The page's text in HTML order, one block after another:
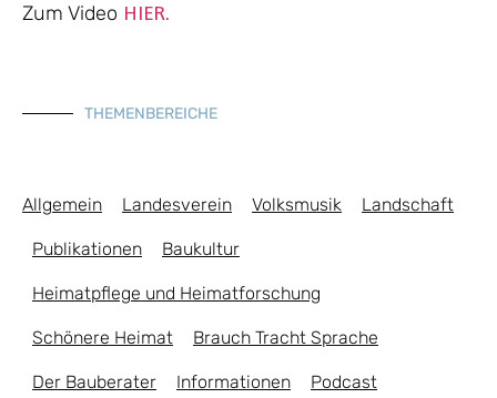
Zum Video HIER.
THEMENBEREICHE
Allgemein Landesverein Volksmusik Landschaft
Publikationen Baukultur
Heimatpflege und Heimatforschung
Schönere Heimat Brauch Tracht Sprache
Der Bauberater Informationen Podcast